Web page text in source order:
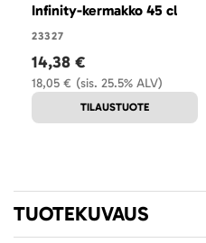
Infinity-kermakko 45 cl
23327
(sis. 25.5% ALV)
18,05 €
14,38 €
TILAUSTUOTE
TUOTEKUVAUS